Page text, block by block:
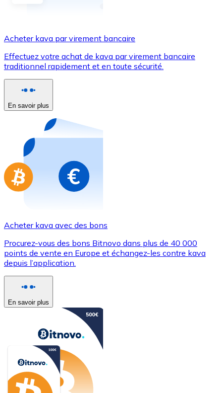
Utilisez les cartes Visa et Mastercard pour acheter
Acheter avec carte
Nouveau
Achetez des cartes-cadeaux de vos marques
Aller à la boutique de cartes-cadeaux
Acheter kava par virement bancaire
Effectuez votre achat de kava par virement bancaire
traditionnel rapidement et en toute sécurité.
En savoir plus
Acheter kava avec des bons
Procurez-vous des bons Bitnovo dans plus de 40 000
points de vente en Europe et échangez-les contre kava
depuis l’application.
En savoir plus